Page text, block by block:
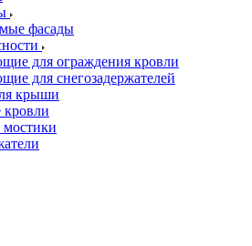
фасады
для ограждения кровли
для снегозадержателей
крыши